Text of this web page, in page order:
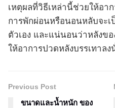
เหตุผลที่วิธีเหล่านี้ช่วยให้อา
การพักผ่อนหรือนอนหลับจะ
ตัวเอง และแน่นอนว่าหลังขอ
ให้อาการปวดหลังบรรเทาลง
Previous Post
ขนาดและน้ำหนัก ของ